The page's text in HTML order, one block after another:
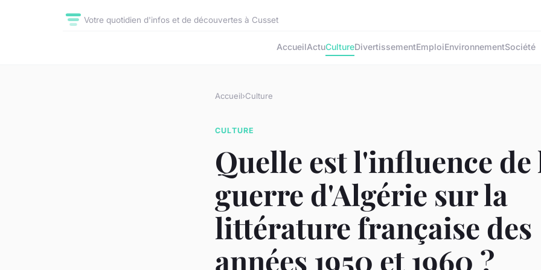
Votre quotidien d'infos et de découvertes à Cusset
AccueilActuCultureDivertissementEmploiEnvironnementSociété
Accueil›Culture
CULTURE
Quelle est l'influence de
guerre d'Algérie sur la
littérature française des
années 1950 et 1960 ?